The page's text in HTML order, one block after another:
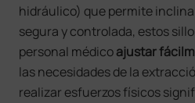
hidráulico) que permite
segura y controlada, estos
personal médicoajustar
las necesidades de la
realizar esfuerzos físicos